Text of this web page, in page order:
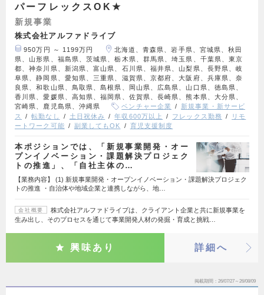
パーフレックスOK★
新規事業
株式会社アルファドライブ
950万円 ～ 1199万円
北海道、青森県、岩手県、宮城県、秋田
県、山形県、福島県、茨城県、栃木県、群馬県、埼玉県、千葉県、東京
都、神奈川県、新潟県、富山県、石川県、福井県、山梨県、長野県、岐
阜県、静岡県、愛知県、三重県、滋賀県、京都府、大阪府、兵庫県、奈
良県、和歌山県、鳥取県、島根県、岡山県、広島県、山口県、徳島県、
香川県、愛媛県、高知県、福岡県、佐賀県、長崎県、熊本県、大分県、
宮崎県、鹿児島県、沖縄県
ベンチャー企業
新規事業・新サービ
ス
転勤なし 土日祝休み 年収600万以上 フレックス勤務
リモ
ートワーク可能
副業してもOK 育児支援制度
本ポジションでは、「新規事業開発・オー
プンイノベーション・課題解決プロジェク
トの推進」、「自社主体の…
【業務内容】 (1) 新規事業開発・オープンイノベーション・課題解決プロジェク
トの推進 ・自治体や地域企業と連携しながら、地…
会社概要
株式会社アルファドライブは、クライアント企業と共に新規事業を
生み出し、そのプロセスを通じて事業開発人材の発掘・育成と挑戦…
興味あり 詳細へ
掲載期間 26/07/27～26/08/09